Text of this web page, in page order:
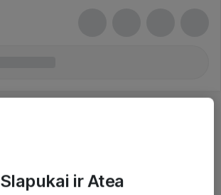
Slapukai ir Atea